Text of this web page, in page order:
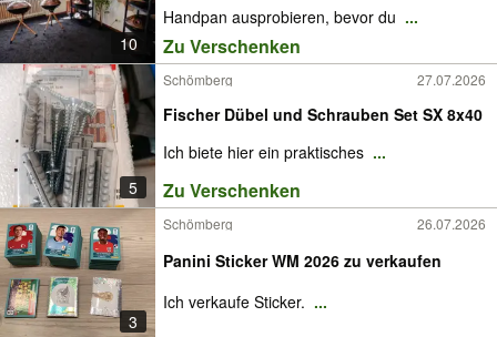
10
Handpan ausprobieren, bevor du ...
Zu Verschenken
5
Schömberg 27.07.2026
Fischer Dübel und Schrauben Set SX 8x40
Ich biete hier ein praktisches ...
Zu Verschenken
3
Schömberg 26.07.2026
Panini Sticker WM 2026 zu verkaufen
Ich verkaufe Sticker. ...